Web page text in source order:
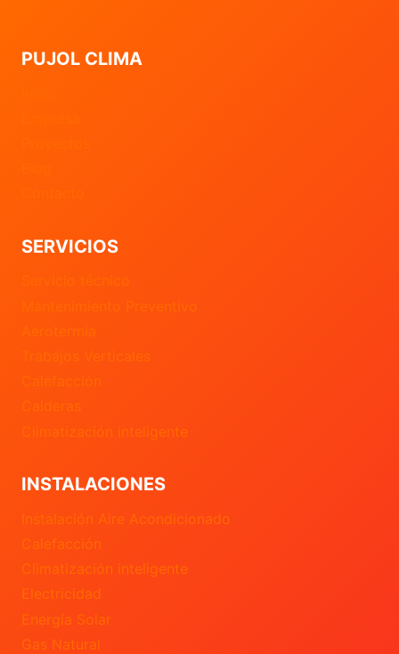
PUJOL CLIMA
SERVICIOS
Mantenimiento Preventivo
Trabajos Verticales
Calefacción
Calderas
Climatización inteligente
INSTALACIONES
Instalación Aire Acondicionado
Calefacción
Climatización inteligente
Electricidad
Energía Solar
Gas Natural